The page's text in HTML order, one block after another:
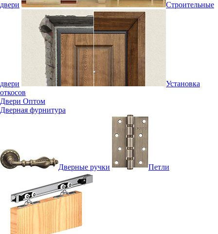
двери Строительные
двери
Установка
откосов
Двери Оптом
Дверная фурнитура
Дверные ручки Петли